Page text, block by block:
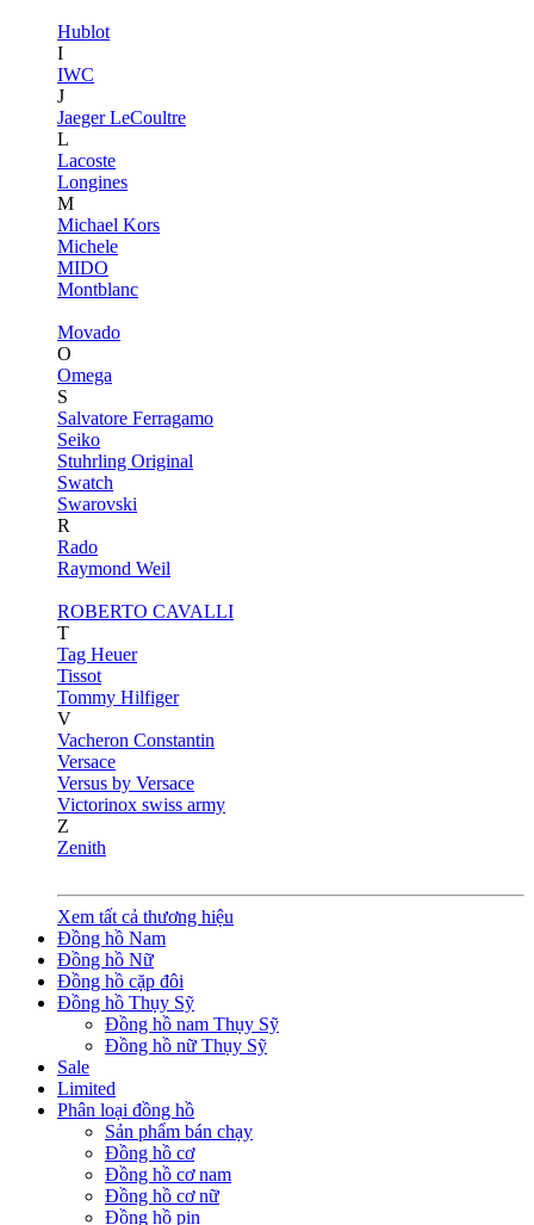
Hublot
I
IWC
J
Jaeger LeCoultre
L
Lacoste
Longines
M
Michael Kors
Michele
MIDO
Montblanc
Movado
O
Omega
S
Salvatore Ferragamo
Seiko
Stuhrling Original
Swatch
Swarovski
R
Rado
Raymond Weil
ROBERTO CAVALLI
T
Tag Heuer
Tissot
Tommy Hilfiger
V
Vacheron Constantin
Versace
Versus by Versace
Victorinox swiss army
Z
Zenith
Xem tất cả thương hiệu
Đồng hồ Nam
Đồng hồ Nữ
Đồng hồ cặp đôi
Đồng hồ Thụy Sỹ
Đồng hồ nam Thụy Sỹ
Đồng hồ nữ Thụy Sỹ
Sale
Limited
Phân loại đồng hồ
Sản phẩm bán chạy
Đồng hồ cơ
Đồng hồ cơ nam
Đồng hồ cơ nữ
Đồng hồ pin